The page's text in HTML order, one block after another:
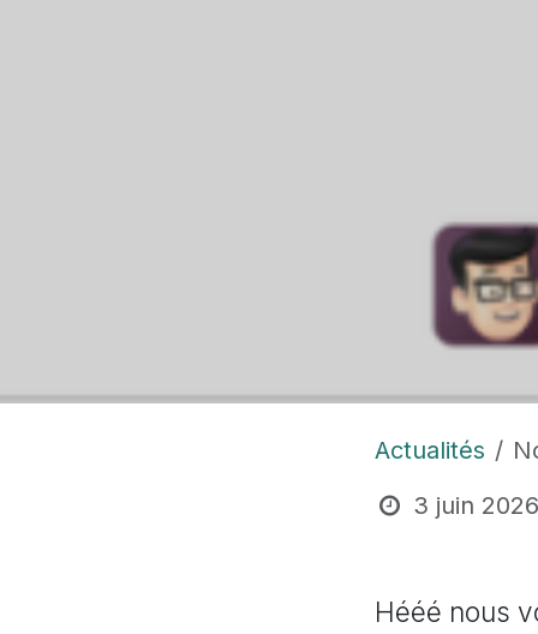
Actualités
3 juin 2026
Hééé nous